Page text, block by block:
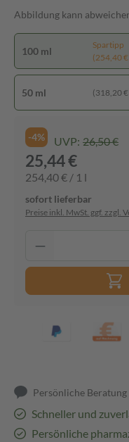
Abbildung kann
100 ml
Spartipp
(254,40 €
50 ml (318,20 €
-4% UVP: 26,50 €
25,44 €
254,40 € / 1 l
sofort lieferbar
Preise inkl. MwSt. ggf. zzgl.
Persönliche Beratung
Schneller und
Persönliche